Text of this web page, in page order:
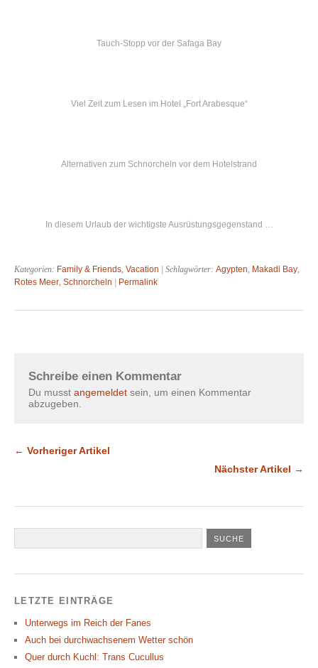
Tauch-Stopp vor der Safaga Bay
Viel Zeit zum Lesen im Hotel „Fort Arabesque“
Alternativen zum Schnorcheln vor dem Hotelstrand
In diesem Urlaub der wichtigste Ausrüstungsgegenstand …
Kategorien: Family & Friends, Vacation | Schlagwörter: Agypten, Makadi Bay,
Rotes Meer, Schnorcheln Permalink
Schreibe einen Kommentar
Du musst angemeldet sein, um einen Kommentar
abzugeben.
← Vorheriger Artikel
Nächster Artikel →
LETZTE EINTRÄGE
Unterwegs im Reich der Fanes
Auch bei durchwachsenem Wetter schön
Quer durch Kuchl: Trans Cucullus